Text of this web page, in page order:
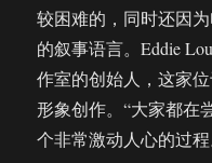
较困难的，同时还因
的叙事语言。Eddie
作室的创始人，这家
形象创作。“大家都在
个非常激动人心的过